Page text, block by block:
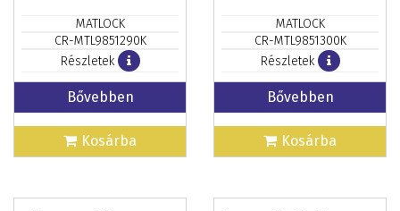
MATLOCK
CR-MTL9851290K
Részletek
Bővebben
Kosárba
MATLOCK
CR-MTL9851300K
Részletek
Bővebben
Kosárba